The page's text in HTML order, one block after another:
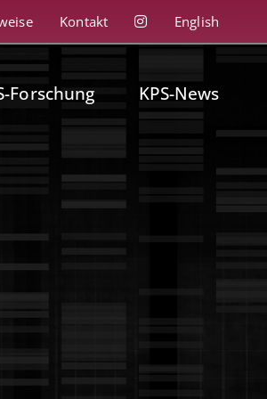
Kontakt English
Forschung KPS-News